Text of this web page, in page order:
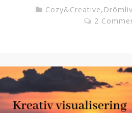
Cozy&Creative, Drömliv
2